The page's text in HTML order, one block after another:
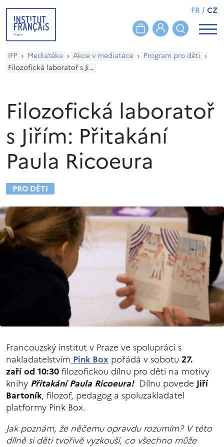
FR/CZ
IFP › Mediatéka › Akce v mediatéce › Program pro děti ›
Filozofická laboratoř s Jiřím: Přitakání Paula Ricoeura
Filozofická laboratoř
s Jiřím: Přitakání
Paula Ricoeura
PRO DĚTI
Francouzský institut v Praze ve spolupráci s
nakladatelstvímPink Box pořádá v sobotu 27.
zaří od 10:30filozofickou dílnu pro děti na motivy
knihy Přitakání Paula Ricoeura!Dílnu povedeJiří
Bartoník, filozof, pedagog a spoluzakladatel
platformy Pink Box.
Jak poznám, že něčemu opravdu rozumím? V této
dílně si děti tvořivě vyzkouší, co všechno může